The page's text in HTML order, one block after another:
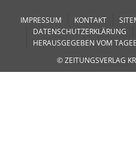
IMPRESSUM KONTAKT
DATENSCHUTZERKLÄRUNG
HERAUSGEGEBEN VOM
© ZEITUNGSVERLAG